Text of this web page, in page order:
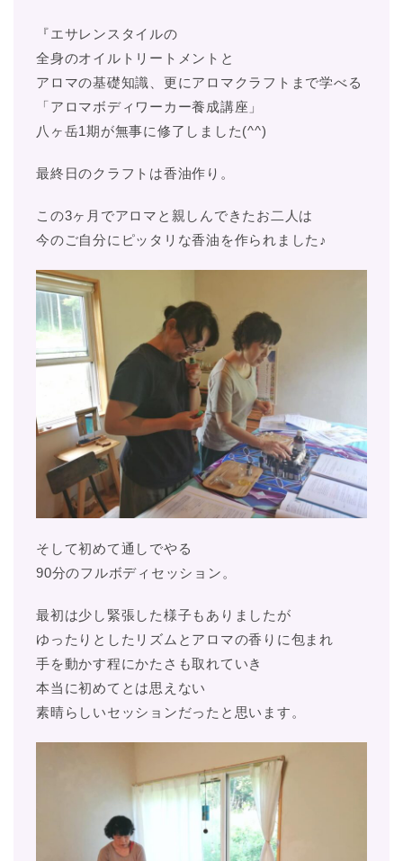
『エサレンスタイルの
全身のオイルトリートメントと
アロマの基礎知識、更にアロマクラフトまで学べる
「アロマボディワーカー養成講座」
八ヶ岳1期が無事に修了しました(^^)
最終日のクラフトは香油作り。
この3ヶ月でアロマと親しんできたお二人は
今のご自分にピッタリな香油を作られました♪
そして初めて通しでやる
90分のフルボディセッション。
最初は少し緊張した様子もありましたが
ゆったりとしたリズムとアロマの香りに包まれ
手を動かす程にかたさも取れていき
本当に初めてとは思えない
素晴らしいセッションだったと思います。